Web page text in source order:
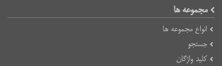
مجموعه ها
انواع مجموعه ها
جستجو
کلید واژگان